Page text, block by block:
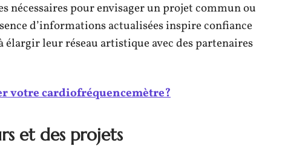
nécessaires pour envisager un projet commun ou
d’informations actualisées inspire confiance
leur réseau artistique avec des partenaires
votre cardiofréquencemètre?
et des projets